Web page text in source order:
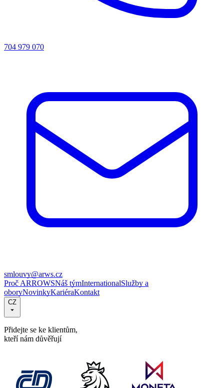
704 979 070
smlouvy@arws.cz
Proč ARROWSNáš týmInternationalSlužby a
oboryNovinkyKariéraKontakt
CZ
Přidejte se ke klientům,
kteří nám důvěřují